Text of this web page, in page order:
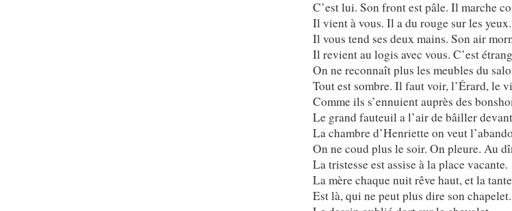
C’est lui. Son front est pâle. Il marche
Il vient à vous. Il a du rouge sur les yeux.
Il vous tend ses deux mains. Son air
Il revient au logis avec vous. C’est
On ne reconnaît plus les meubles du
Tout est sombre. Il faut voir, l’Érard, le
Comme ils s’ennuient auprès des
Le grand fauteuil a l’air de bâiller
La chambre d’Henriette on veut
On ne coud plus le soir. On pleure. Au
La tristesse est assise à la place vacante.
La mère chaque nuit rêve haut, et la tante
Est là, qui ne peut plus dire son chapelet.